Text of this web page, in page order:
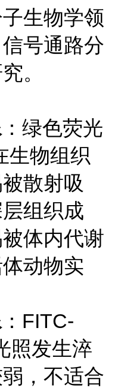
生物学领
号通路分
。
：绿色荧光
生物组织
散射吸
组织成
体内代谢
动物实
： FITC-
照发生淬
，不适合